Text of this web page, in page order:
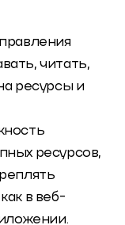
читать,
ресурсы и
ресурсов,
в веб-